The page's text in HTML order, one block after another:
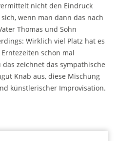
nicht den Eindruck
wenn man dann das nach
Thomas und Sohn
Wirklich viel Platz hat es
schon mal
zeichnet das sympathische
Knab aus, diese Mischung
künstlerischer Improvisation.